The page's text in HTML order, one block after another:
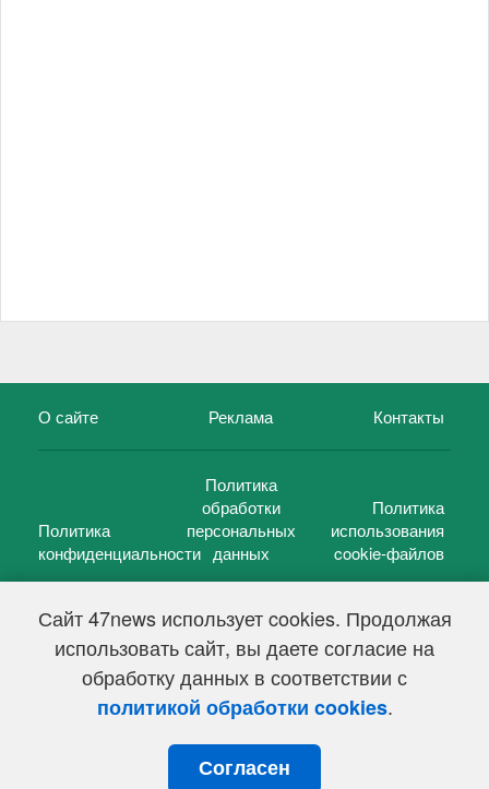
Сайт 47news использует cookies. Продолжая
использовать сайт, вы даете согласие на
обработку данных в соответствии с
политикой обработки cookies.
Согласен
О сайте Реклама Контакты
Политика
конфиденциальности
Политика
обработки
персональных
данных
Политика
использования
cookie-файлов
47 новостей (47 news)2005 — 2026 г.
Свидетельство о регистрации СМИ Эл № ФС 77-39848, выдано
Федеральной службой по надзору в сфере связи,
информационных технологий и массовых коммуникаций